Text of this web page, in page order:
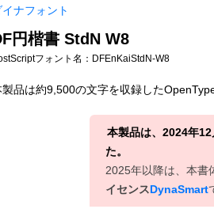
イナフォント
円楷書 StdN W8
フォント名： DFEnKaiStdN-W8
製品は約9,500の文字を収録した
本製品は、2024年
た。
2025年以降は、本書
イセンスDynaSmart